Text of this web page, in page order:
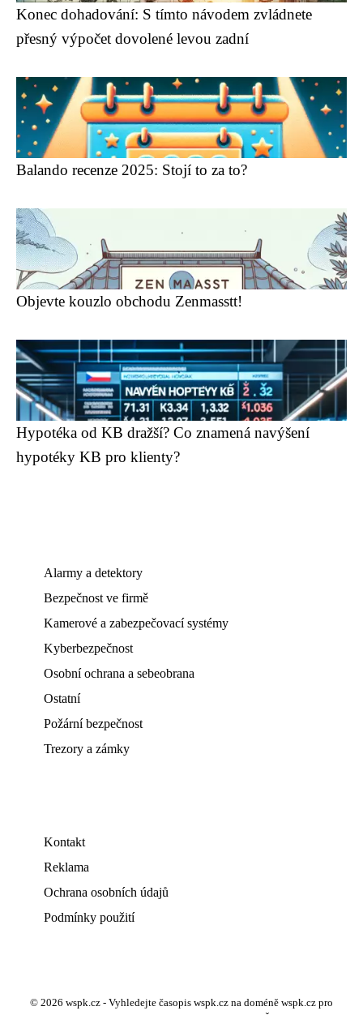
Konec dohadování: S tímto návodem zvládnete
přesný výpočet dovolené levou zadní
Balando recenze 2025: Stojí to za to?
Objevte kouzlo obchodu Zenmasstt!
Hypotéka od KB dražší? Co znamená navýšení
hypotéky KB pro klienty?
Alarmy a detektory
Bezpečnost ve firmě
Kamerové a zabezpečovací systémy
Kyberbezpečnost
Osobní ochrana a sebeobrana
Ostatní
Požární bezpečnost
Trezory a zámky
Kontakt
Reklama
Ochrana osobních údajů
Podmínky použití
© 2026 wspk.cz - Vyhledejte časopis wspk.cz na doméně wspk.cz pro